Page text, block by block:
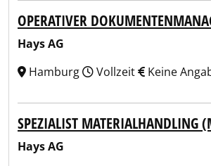
OPERATIVER
Hays AG
Hamburg
Vollzeit Keine
SPEZIALIST
Hays AG